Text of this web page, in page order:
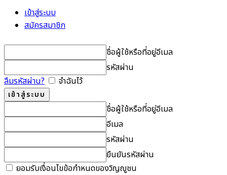
เข้าสู่ระบบ
สมัครสมาชิก
ชื่อผู้ใช้หรือที่อยู่อีเมล
รหัสผ่าน
ลืมรหัสผ่าน?
จำฉันไว้
ชื่อผู้ใช้หรือที่อยู่อีเมล
อีเมล
รหัสผ่าน
ยืนยันรหัสผ่าน
ยอมรับเงื่อนไขข้อกำหนดของวิญญูชน